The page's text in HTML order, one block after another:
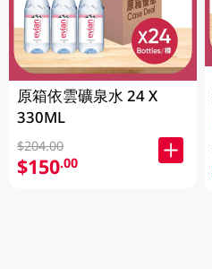
原箱依雲礦泉水 24 X
330ML
$204.00
$150.00